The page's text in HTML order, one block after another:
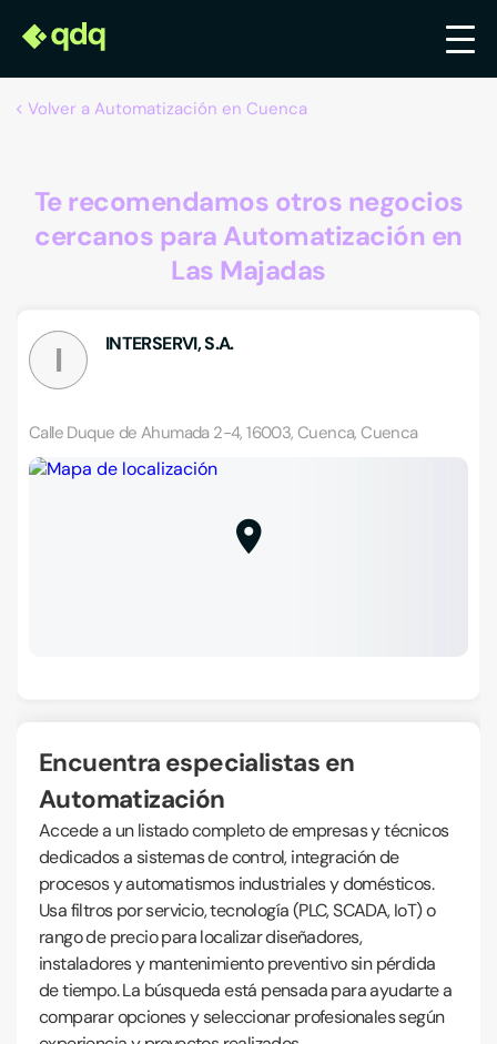
Volver a Automatización en Cuenca
Te recomendamos otros negocios
cercanos para Automatización en
Las Majadas
I INTERSERVI, S.A.
Calle Duque de Ahumada 2-4, 16003, Cuenca, Cuenca
Encuentra especialistas en
Automatización
Accede a un listado completo de empresas y técnicos
dedicados a sistemas de control, integración de
procesos y automatismos industriales y domésticos.
Usa filtros por servicio, tecnología (PLC, SCADA, IoT) o
rango de precio para localizar diseñadores,
instaladores y mantenimiento preventivo sin pérdida
de tiempo. La búsqueda está pensada para ayudarte a
comparar opciones y seleccionar profesionales según